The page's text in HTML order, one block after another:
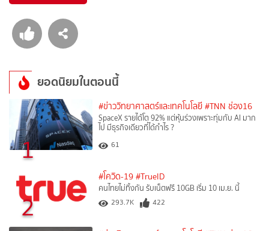
ยอดนิยมในตอนนี้
1
#ข่าววิทยาศาสตร์และเทคโนโลยี #TNN ช่อง16
SpaceX รายได้โต 92% แต่หุ้นร่วงเพราะทุ่มกับ AI มาก
ไป มีธุรกิจเดียวที่ได้กำไร ?
61
2
#โควิด-19 #TrueID
คนไทยไม่ทิ้งกัน รับเน็ตฟรี 10GB เริ่ม 10 เม.ย. นี้
293.7K 422